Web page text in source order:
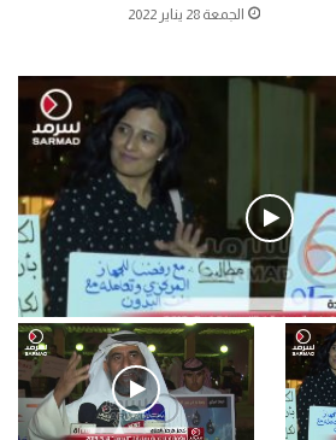
الجمعة 28 يناير 2022
فيديو
في ساحة الإرادة 4-5-2019.